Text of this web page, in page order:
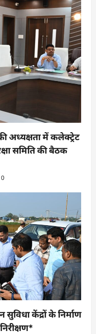
अध्यक्षता में कलेक्ट्रेट
समिति की बैठक
0
केंद्रों के निर्माण